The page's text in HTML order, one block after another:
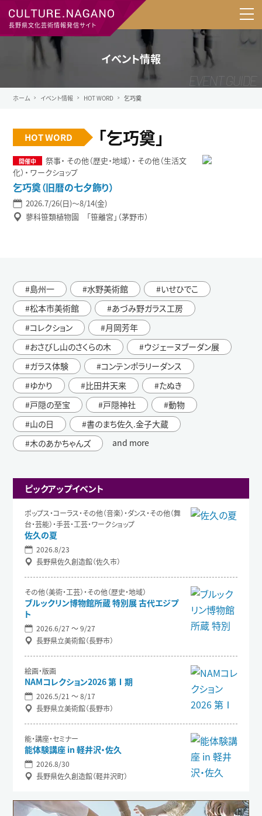
長野県文化芸術情報発信サイト
イベント情報
ホーム イベント情報 HOT WORD 乞巧奠
HOT WORD 「乞巧奠」
祭事 その他（歴史・地域）
その他（生活文
化）
ワークショップ
乞巧奠（旧暦の七夕飾り）
2026.7/26(日)〜8/14(金)
蓼科笹類植物園 「笹離宮」（茅野市）
島州一 水野美術館
いせひでこ
松本市美術館
あづみ野ガラス工房
コレクション
月岡芳年
おさびし山のさくらの木
ウジェーヌブーダン展
ガラス体験
コンテンポラリーダンス
ゆかり
比田井天来
たぬき
戸隠の至宝
戸隠神社
動物
山の日
書のまち佐久.金子大蔵
木のあかちゃんズ
and more
ピックアップイベント
ポップス・コーラス・その他（音楽）・ダンス・その他（舞
台・芸能）・手芸・工芸・ワークショップ
佐久の夏
2026.8/23
長野県佐久創造館（佐久市）
その他（美術・工芸）・その他（歴史・地域）
ブルックリン博物館所蔵 特別展 古代エジプ
ト
2026.6/27 〜 9/27
長野県立美術館（長野市）
絵画・版画
NAMコレクション2026 第Ⅰ期
2026.5/21 〜 8/17
長野県立美術館（長野市）
能・講座・セミナー
能体験講座 in 軽井沢・佐久
2026.8/30
長野県佐久創造館（軽井沢町）